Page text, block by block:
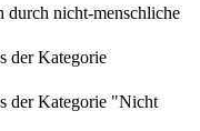
durch nicht-menschliche
der Kategorie
der Kategorie "Nicht